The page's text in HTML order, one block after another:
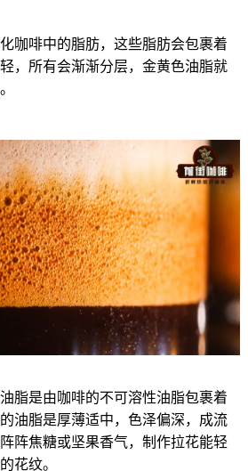
咖啡中的脂肪，这些脂肪会包裹着
，所有会渐渐分层，金黄色油脂就
脂是由咖啡的不可溶性油脂包裹着
油脂是厚薄适中，色泽偏深，成流
阵焦糖或坚果香气，制作拉花能轻
花纹。